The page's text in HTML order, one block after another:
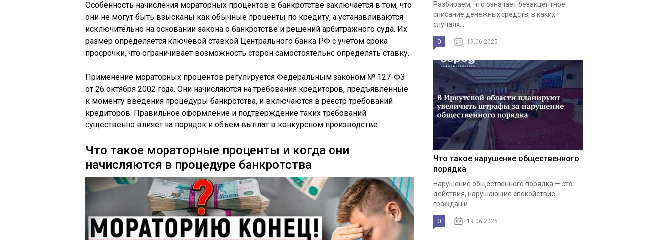
Особенность начисления мораторных процентов в банкротстве заключается в том, что
они не могут быть взысканы как обычные проценты по кредиту, а устанавливаются
исключительно на основании закона о банкротстве и решений арбитражного суда. Их
размер определяется ключевой ставкой Центрального банка РФ с учетом срока
просрочки, что ограничивает возможность сторон самостоятельно определять ставку.
Применение мораторных процентов регулируется Федеральным законом № 127-ФЗ
от 26 октября 2002 года. Они начисляются на требования кредиторов, предъявленные
к моменту введения процедуры банкротства, и включаются в реестр требований
кредиторов. Правильное оформление и подтверждение таких требований
существенно влияет на порядок и объем выплат в конкурсном производстве.
Что такое мораторные проценты и когда они
начисляются в процедуре банкротства
Разбираем, что означает безакцептное
списание денежных средств, в каких
случаях...
0 19.06.2025
Что такое нарушение общественного
порядка
Нарушение общественного порядка — это
действия, нарушающие спокойствие
граждан и...
0 19.06.2025